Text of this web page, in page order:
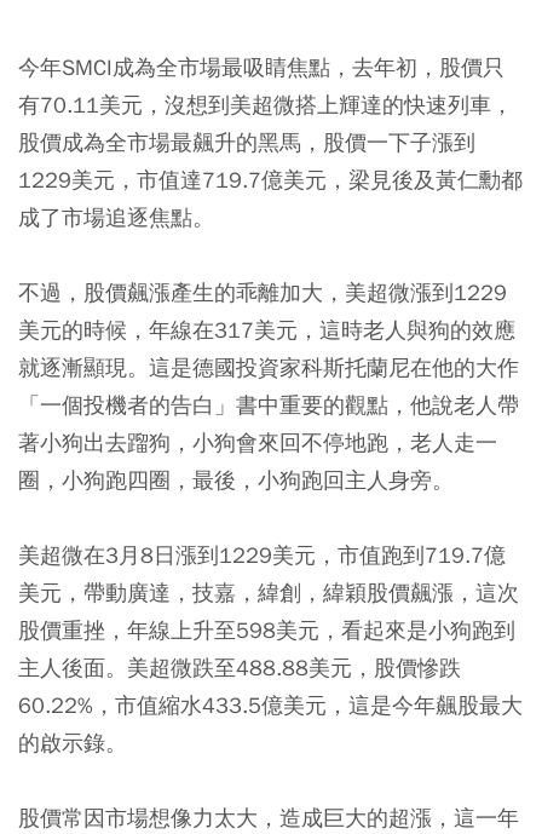
今年SMCI成為全市場最吸睛焦點，去年初，股價只
有70.11美元，沒想到美超微搭上輝達的快速列車，
股價成為全市場最飆升的黑馬，股價一下子漲到
1229美元，市值達719.7億美元，梁見後及黃仁勳都
成了市場追逐焦點。
不過，股價飆漲產生的乖離加大，美超微漲到1229
美元的時候，年線在317美元，這時老人與狗的效應
就逐漸顯現。這是德國投資家科斯托蘭尼在他的大作
「一個投機者的告白」書中重要的觀點，他說老人帶
著小狗出去蹓狗，小狗會來回不停地跑，老人走一
圈，小狗跑四圈，最後，小狗跑回主人身旁。
美超微在3月8日漲到1229美元，市值跑到719.7億
美元，帶動廣達，技嘉，緯創，緯穎股價飆漲，這次
股價重挫，年線上升至598美元，看起來是小狗跑到
主人後面。美超微跌至488.88美元，股價慘跌
60.22%，市值縮水433.5億美元，這是今年飆股最大
的啟示錄。
股價常因市場想像力太大，造成巨大的超漲，這一年